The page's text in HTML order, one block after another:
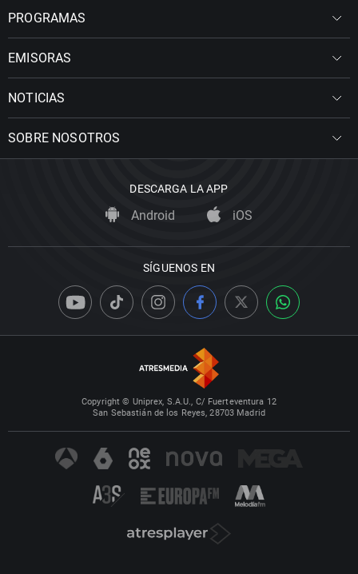
PROGRAMAS
EMISORAS
NOTICIAS
SOBRE NOSOTROS
DESCARGA LA APP
Android iOS
SÍGUENOS EN
Copyright © Uniprex, S.A.U., C/ Fuerteventura 12
San Sebastián de los Reyes, 28703 Madrid